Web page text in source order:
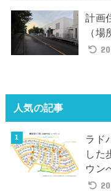
計画
（場
人気の記事
ラド
した
ウン